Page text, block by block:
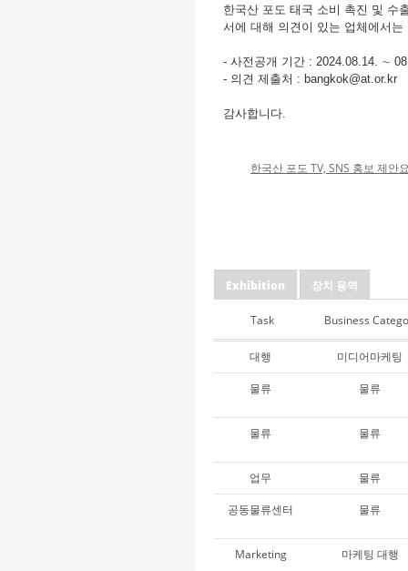
한국산 포도 태국 소비 촉진 및 수
서에 대해 의견이 있는 업체에서
- 사전공개 기간 : 2024.08.14. ∼
- 의견 제출처 : bangkok@at.or.kr
감사합니다.
한국산 포도 TV, SNS 홍보 제안
Exhibition 장치 용역
Task Business
대행 미디어마케팅
물류 물류
물류 물류
업무 물류
공동물류센터 물류
Marketing 마케팅 대행